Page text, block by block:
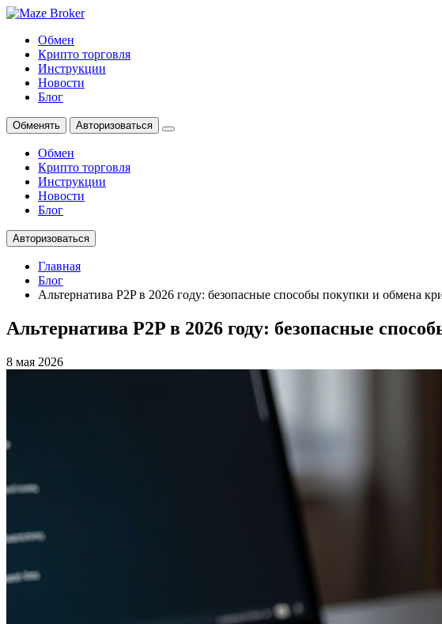
Обмен
Крипто торговля
Инструкции
Новости
Блог
Обменять Авторизоваться
Обмен
Крипто торговля
Инструкции
Новости
Блог
Авторизоваться
Главная
Блог
Альтернатива P2P в 2026 году: безопасные способы покупки и обмена
Альтернатива P2P в 2026 году: безопасные
8 мая 2026